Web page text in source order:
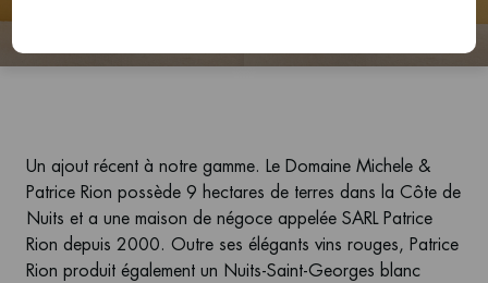
Un ajout récent à notre gamme. Le Domaine Michele &
Patrice Rion possède 9 hectares de terres dans la Côte de
Nuits et a une maison de négoce appelée SARL Patrice
Rion depuis 2000. Outre ses élégants vins rouges, Patrice
Rion produit également un Nuits-Saint-Georges blanc